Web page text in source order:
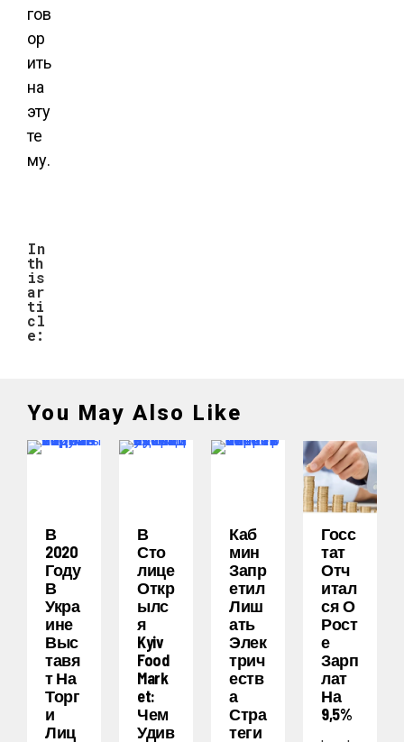
гов
ор
ить
на
эту
те
му.
In
th
is
ar
ti
cl
e:
You May Also Like
В
2020
Году
В
Укра
Ине
Выс
Тавя
Т На
Торг
И
Лиц
В
Сто
Лице
Откр
Ылс
Я
Kyiv
Food
Mark
Et:
Чем
Удив
Каб
Мин
Запр
Етил
Лиш
Ать
Элек
Трич
Еств
А
Стра
Теги
Госс
Тат
Отч
Итал
Ся О
Рост
Е
Зарп
Лат
На
9,5%